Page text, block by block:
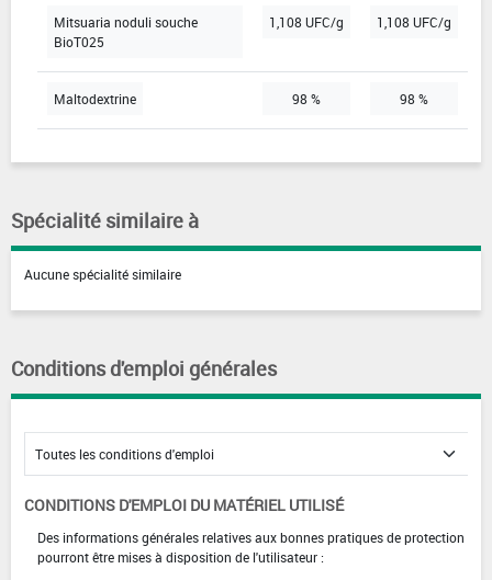
Mitsuaria noduli souche
BioT025
1,108 UFC/g 1,108 UFC/g
Maltodextrine 98 % 98 %
Spécialité similaire à
Aucune spécialité similaire
Conditions d'emploi générales
CONDITIONS D'EMPLOI DU MATÉRIEL UTILISÉ
Des informations générales relatives aux bonnes pratiques de protection
pourront être mises à disposition de l'utilisateur :